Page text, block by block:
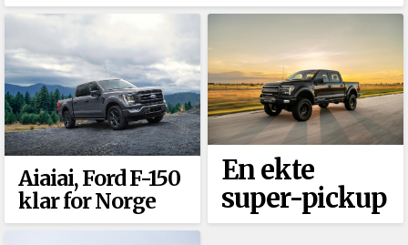
Aiaiai, Ford F-150
klar for Norge
En ekte
super-pickup